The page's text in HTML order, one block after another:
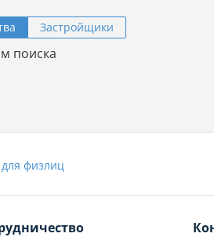
Застройщики
поиска
физлиц